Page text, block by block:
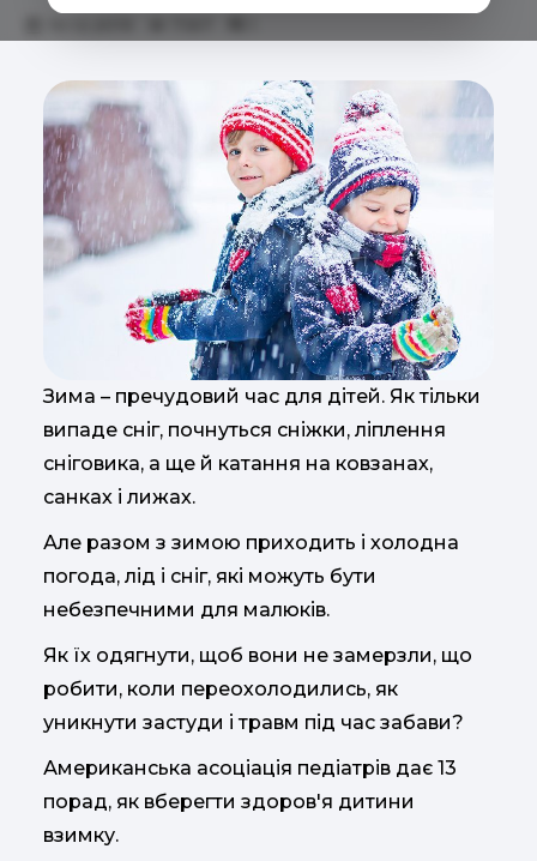
Зима – пречудовий час для дітей. Як тільки
випаде сніг, почнуться сніжки, ліплення
сніговика, а ще й катання на ковзанах,
санках і лижах.
Але разом з зимою приходить і холодна
погода, лід і сніг, які можуть бути
небезпечними для малюків.
Як їх одягнути, щоб вони не замерзли, що
робити, коли переохолодились, як
уникнути застуди і травм під час забави?
Американська асоціація педіатрів дає 13
порад, як вберегти здоров'я дитини
взимку.